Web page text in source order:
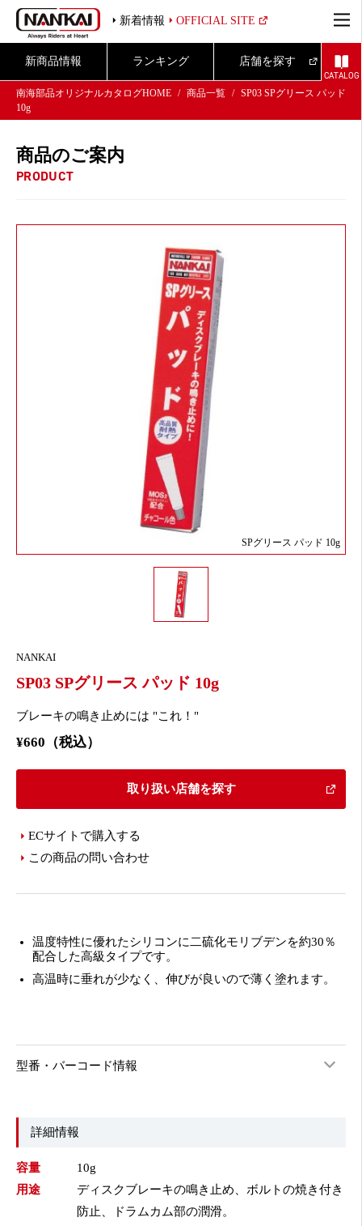
新着情報 OFFICIAL SITE
新商品情報 ランキング 店舗を探す
CATALOG
南海部品オリジナルカタログHOME
商品一覧
SP03 SPグリース パッド
10g
商品のご案内
PRODUCT
SPグリース パッド 10g
NANKAI
SP03 SPグリース パッド 10g
ブレーキの鳴き止めには "これ！"
¥660（税込）
取り扱い店舗を探す
ECサイトで購入する
この商品の問い合わせ
温度特性に優れたシリコンに二硫化モリブデンを約30％
配合した高級タイプです。
高温時に垂れが少なく、伸びが良いので薄く塗れます。
型番・バーコード情報
詳細情報
容量
10g
用途
ディスクブレーキの鳴き止め、ボルトの焼き付き
防止、ドラムカム部の潤滑。